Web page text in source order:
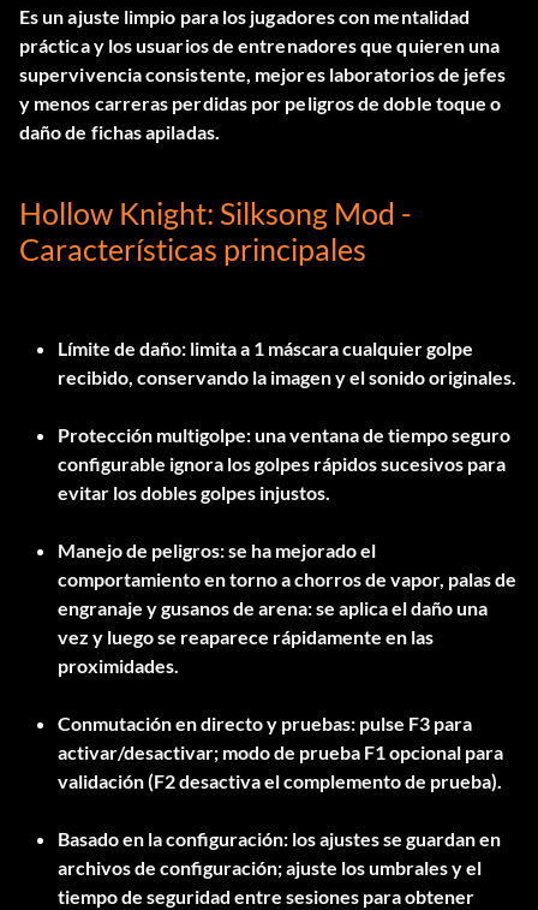
Es un ajuste limpio para los jugadores con mentalidad
práctica y los usuarios de entrenadores que quieren una
supervivencia consistente, mejores laboratorios de jefes
y menos carreras perdidas por peligros de doble toque o
daño de fichas apiladas.
Hollow Knight: Silksong Mod -
Características principales
Límite de daño: limita a 1 máscara cualquier golpe
recibido, conservando la imagen y el sonido originales.
Protección multigolpe: una ventana de tiempo seguro
configurable ignora los golpes rápidos sucesivos para
evitar los dobles golpes injustos.
Manejo de peligros: se ha mejorado el
comportamiento en torno a chorros de vapor, palas de
engranaje y gusanos de arena: se aplica el daño una
vez y luego se reaparece rápidamente en las
proximidades.
Conmutación en directo y pruebas: pulse F3 para
activar/desactivar; modo de prueba F1 opcional para
validación (F2 desactiva el complemento de prueba).
Basado en la configuración: los ajustes se guardan en
archivos de configuración; ajuste los umbrales y el
tiempo de seguridad entre sesiones para obtener